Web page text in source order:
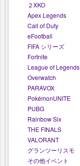
２XKO
Apex Legends
Call of Duty
eFootball
FIFA シリーズ
Fortnite
League of Legends
Overwatch
PARAVOX
PokémonUNITE
PUBG
Rainbow Six
THE FINALS
VALORANT
グランツーリスモ
その他イベント